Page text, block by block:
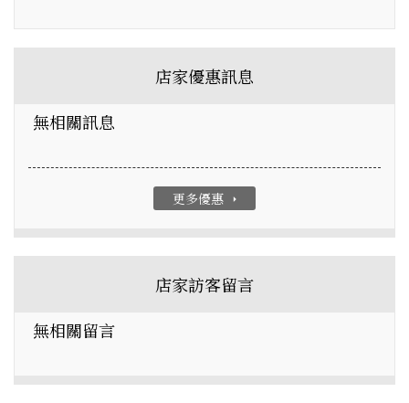
店家優惠訊息
無相關訊息
更多優惠 arrow_right
店家訪客留言
無相關留言